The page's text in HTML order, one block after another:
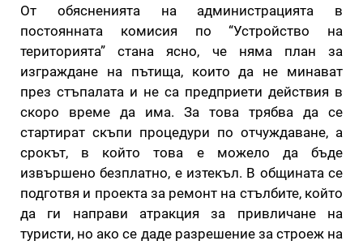
От обясненията на администрацията в
постоянната комисия по “Устройство на
територията” стана ясно, че няма план за
изграждане на пътища, които да не минават
през стъпалата и не са предприети действия в
скоро време да има. За това трябва да се
стартират скъпи процедури по отчуждаване, а
срокът, в който това е можело да бъде
извършено безплатно, е изтекъл. В общината се
подготвя и проекта за ремонт на стълбите, който
да ги направи атракция за привличане на
туристи, но ако се даде разрешение за строеж на